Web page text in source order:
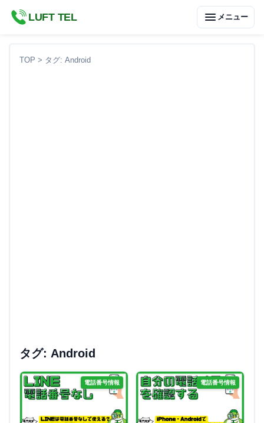
LUFT TEL menu メニュー
TOP > タグ: Android
タグ: Android
電話番号情報 電話番号情報